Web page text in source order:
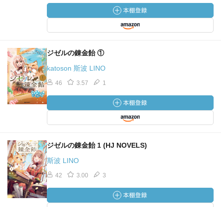
ジゼルの錬金飴 ①
katoson 斯波 LINO
46 3.57 1
ジゼルの錬金飴 1 (HJ NOVELS)
斯波 LINO
42 3.00 3